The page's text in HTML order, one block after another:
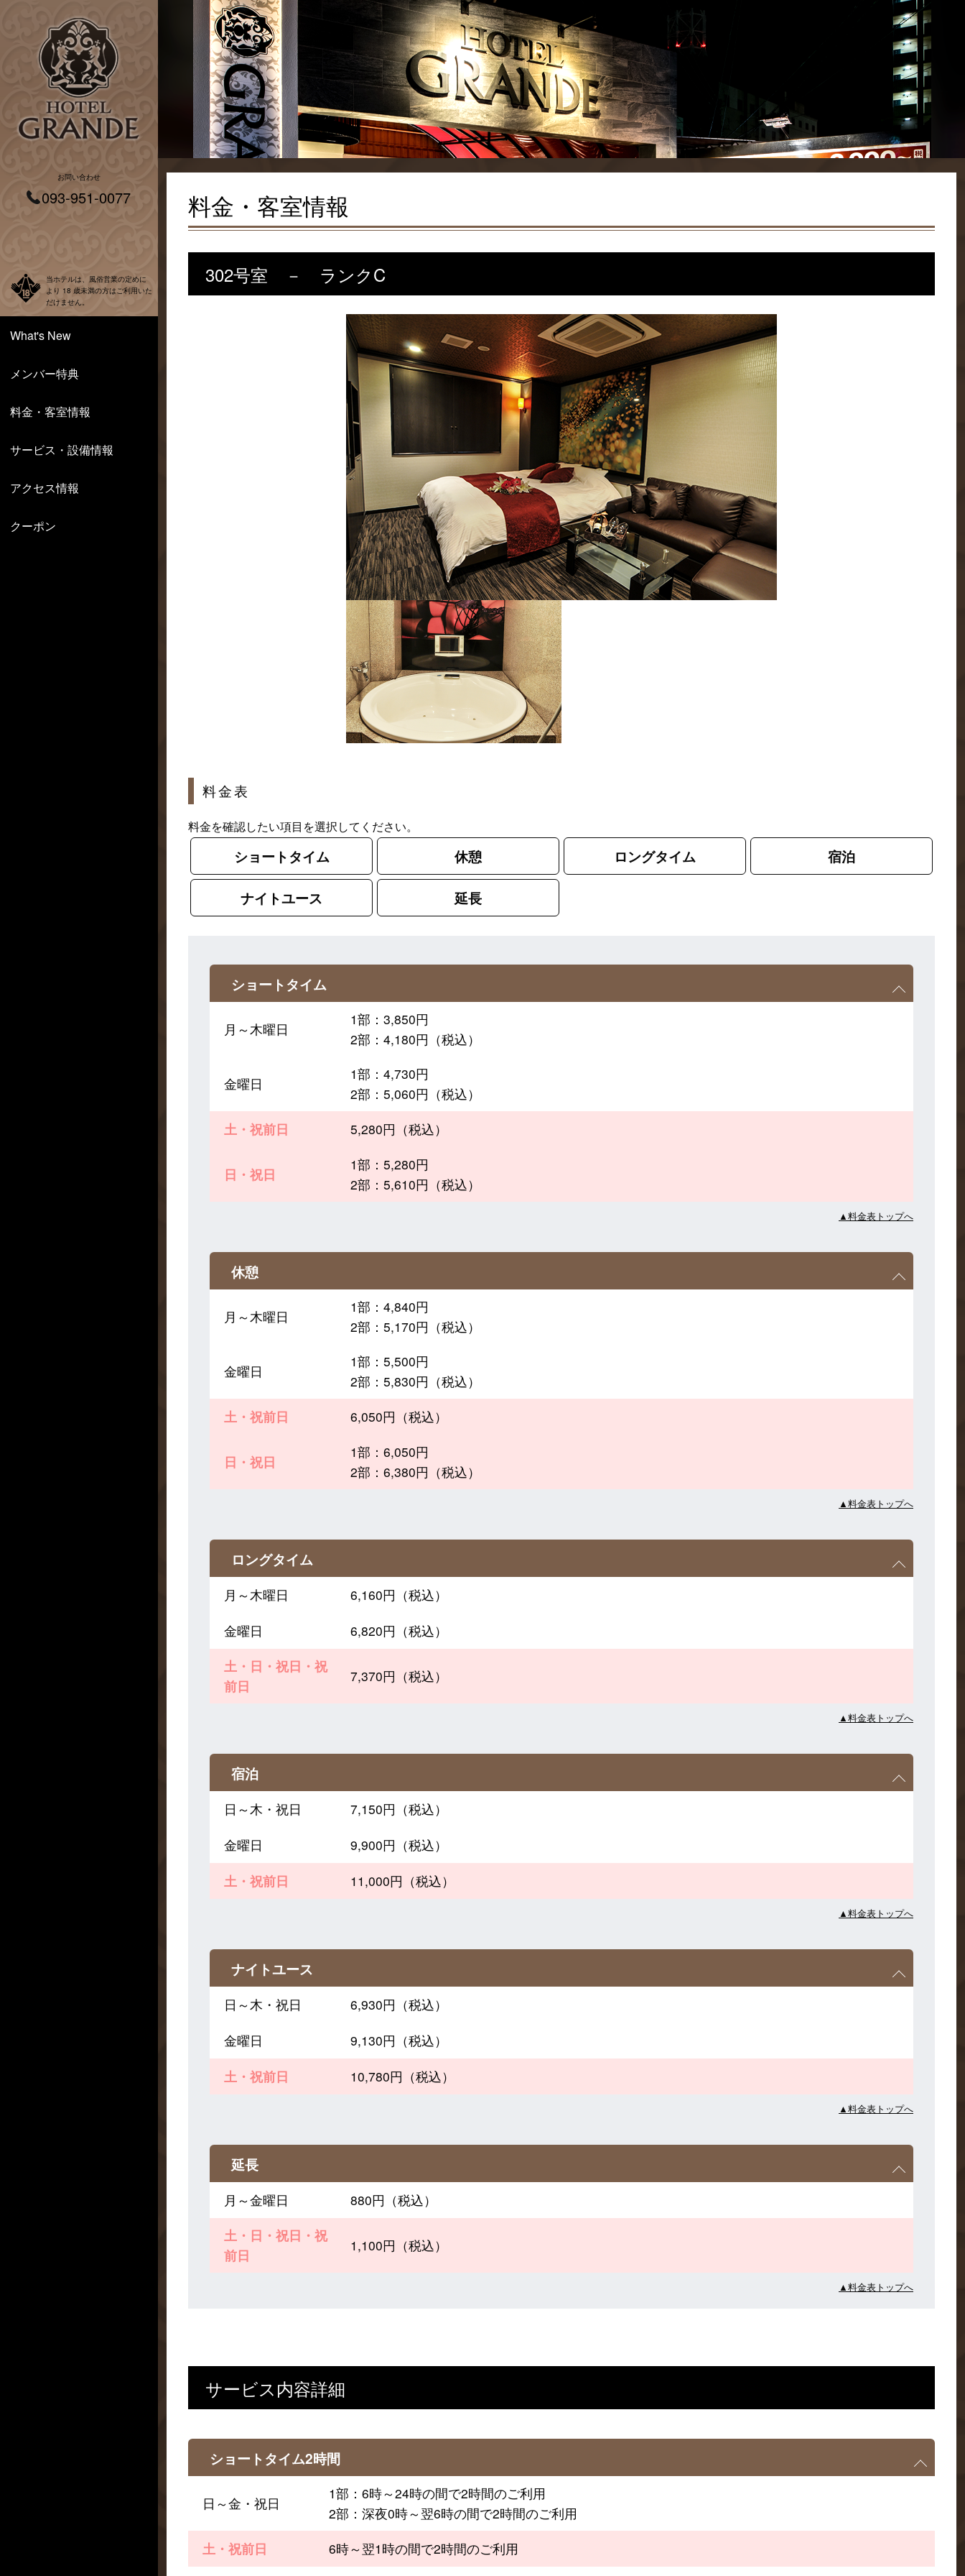
当ホテルは、風俗営業の定めに
より 18 歳未満の方はご利用いた
だけません。
お問い合わせ
093-951-0077
What's New
メンバー特典
料金・客室情報
サービス・設備情報
アクセス情報
クーポン
料金・客室情報
302号室 － ランクC
料金表
料金を確認したい項目を選択してください。
ショートタイム 休憩 ロングタイム 宿泊
ナイトユース 延長
ショートタイム
月～木曜日
1部：3,850円
2部：4,180円（税込）
金曜日
1部：4,730円
2部：5,060円（税込）
土・祝前日
5,280円（税込）
日・祝日
1部：5,280円
2部：5,610円（税込）
▲料金表トップへ
休憩
月～木曜日
1部：4,840円
2部：5,170円（税込）
金曜日
1部：5,500円
2部：5,830円（税込）
土・祝前日
6,050円（税込）
日・祝日
1部：6,050円
2部：6,380円（税込）
▲料金表トップへ
ロングタイム
月～木曜日
6,160円（税込）
金曜日
6,820円（税込）
土・日・祝日・祝
前日
7,370円（税込）
▲料金表トップへ
宿泊
日～木・祝日
7,150円（税込）
金曜日
9,900円（税込）
土・祝前日
11,000円（税込）
▲料金表トップへ
ナイトユース
日～木・祝日
6,930円（税込）
金曜日
9,130円（税込）
土・祝前日
10,780円（税込）
▲料金表トップへ
延長
月～金曜日
880円（税込）
土・日・祝日・祝
前日
1,100円（税込）
▲料金表トップへ
サービス内容詳細
ショートタイム2時間
日～金・祝日
1部：6時～24時の間で2時間のご利用
2部：深夜0時～翌6時の間で2時間のご利用
土・祝前日
6時～翌1時の間で2時間のご利用